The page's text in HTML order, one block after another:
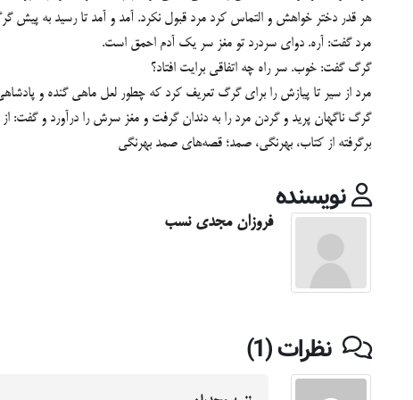
هر قدر دختر خواهش و التماس کرد مرد قبول نکرد. آمد و آمد تا رسید به پیش
مرد گفت: آره. دوای سردرد تو مغز سر یک آدم احمق است.
گرگ گفت: خوب. سر راه چه اتفاقی برایت افتاد؟
مرد از سیر تا پیازش را برای گرگ تعریف کرد که چطور لعل ماهی گنده و
گرگ ناگهان پرید و گردن مرد را به دندان گرفت و مغز سرش را درآورد و گفت: از
برگرفته از کتاب، بهرنگی، صمد؛ قصه‌های صمد بهرنگی
نویسنده
فروزان مجدی نسب
نظرات (1)